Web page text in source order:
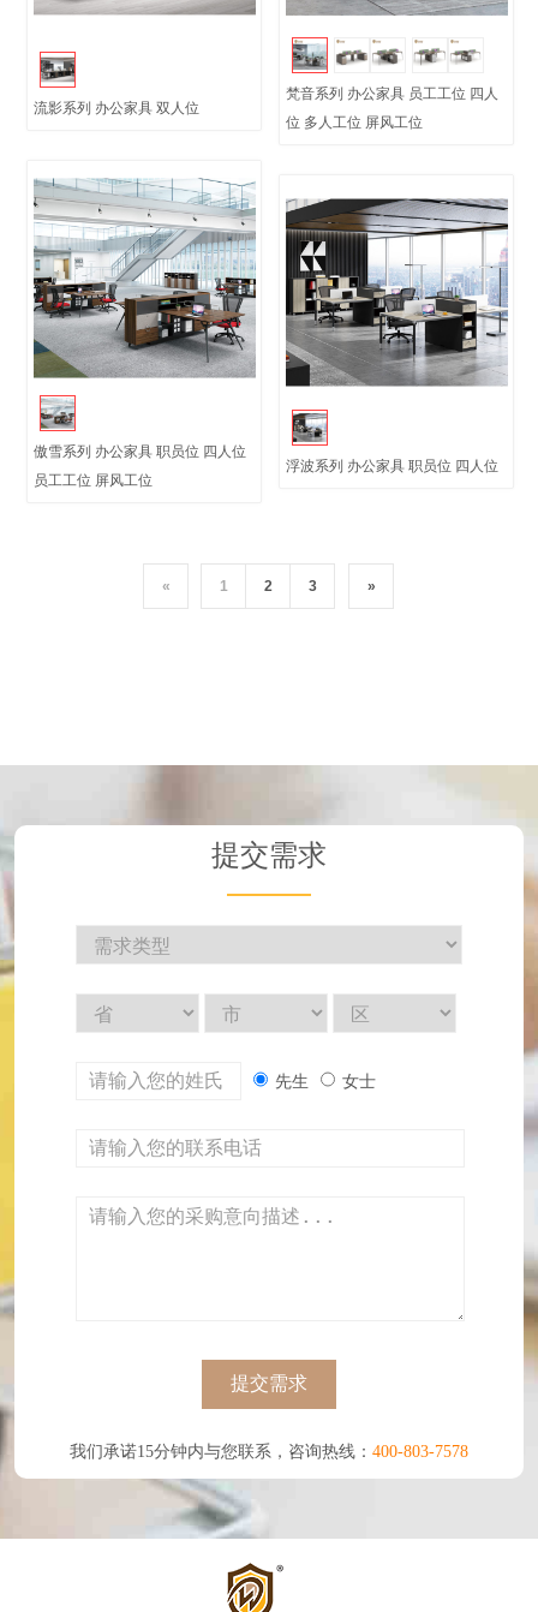
流影系列 办公家具 双人位
梵音系列 办公家具 员工工位 四人
位 多人工位 屏风工位
傲雪系列 办公家具 职员位 四人位
员工工位 屏风工位
浮波系列 办公家具 职员位 四人位
« 1 2 3 »
提交需求
先生 女士
提交需求
我们承诺15分钟内与您联系，咨询热线： 400-803-7578